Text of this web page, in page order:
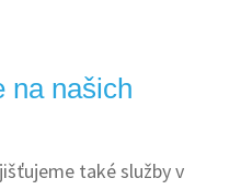
na našich
také služby v